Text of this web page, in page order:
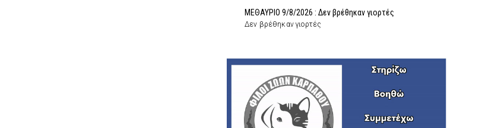
ΜΕΘΑΥΡΙΟ 9/8/2026 : Δεν βρέθηκαν γιορτές
Δεν βρέθηκαν γιορτές